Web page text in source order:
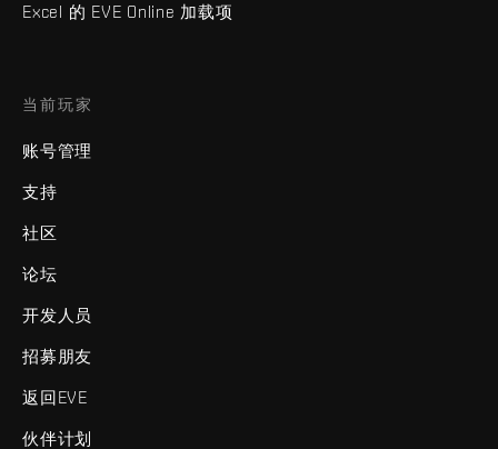
Excel 的 EVE Online 加载项
当前玩家
账号管理
支持
社区
论坛
开发人员
招募朋友
返回EVE
伙伴计划